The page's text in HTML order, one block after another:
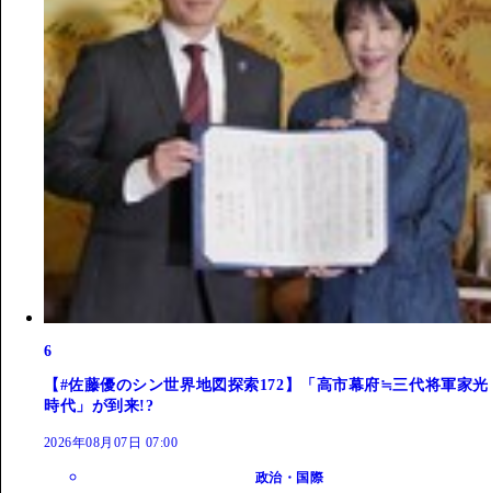
6
【#佐藤優のシン世界地図探索172】「高市幕府≒三代将軍家光
時代」が到来!?
2026年08月07日 07:00
政治・国際